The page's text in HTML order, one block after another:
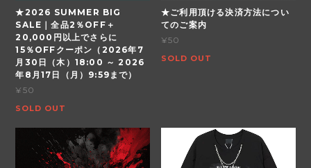
★2026 SUMMER BIG
SALE｜全品2％OFF＋
20,000円以上でさらに
15％OFFクーポン（2026年7
月30日（木）18:00 ～ 2026
年8月17日（月）9:59まで）
¥50
SOLD OUT
★ご利用頂ける決済方法につい
てのご案内
¥50
SOLD OUT